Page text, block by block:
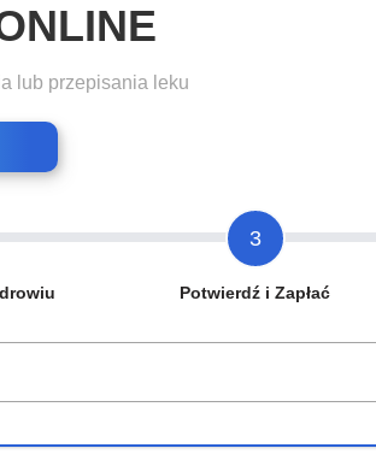
lub przepisania leku
3
Potwierdź i Zapłać